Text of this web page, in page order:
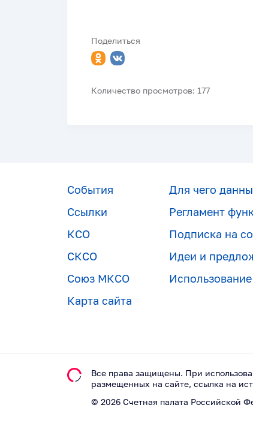
Поделиться
Количество просмотров: 177
События
Ссылки
КСО
СКСО
Союз МКСО
Карта сайта
Для чего
Регламент
Подписка на
Идеи и
Все права защищены. При
размещeнных на сайте, ссылка на
© 2026 Счетная палата Российской